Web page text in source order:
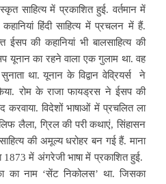
साहित्य में प्रकाशित हुई. वर्तमान में
हिंदी साहित्य में प्रचलन में हैं.
ईसप की कहानियां भी बालसाहित्य की
यूनान का रहने वाला एक गुलाम था. वह
था. यूनान के विद्वान वेव्रियर्स ने
रोम के राजा फायड्रस ने ईसप की
करवाया. विदेशों भाषाओं में प्रचलित ला
लैला, ग्रिल की परी कथाएं, सिंहासन
साहित्य की अमूल्य धरोहर बन गई हैं. माना
1873 में अंगरेजी भाषा में प्रकाशित हुई.
का नाम ‘सेंट निकोलस’ था. जिसका